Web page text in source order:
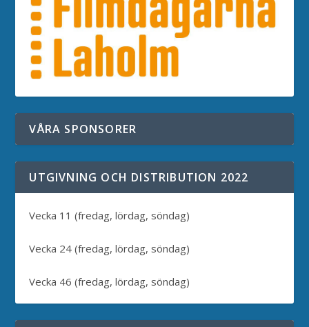
VÅRA SPONSORER
UTGIVNING OCH DISTRIBUTION 2022
Vecka 11 (fredag, lördag, söndag)
Vecka 24 (fredag, lördag, söndag)
Vecka 46 (fredag, lördag, söndag)